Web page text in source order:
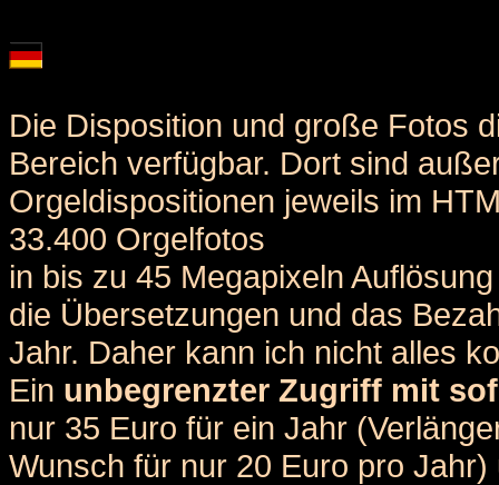
Die Disposition und große Fotos
Bereich verfügbar. Dort sind
Orgeldispositionen jeweils im
33.400 Orgelfotos
in bis zu 45 Megapixeln
die Übersetzungen und das
Jahr. Daher kann ich nicht alles
Ein unbegrenzter Zugriff mit
nur 35 Euro für ein Jahr
Wunsch für nur 20 Euro pro